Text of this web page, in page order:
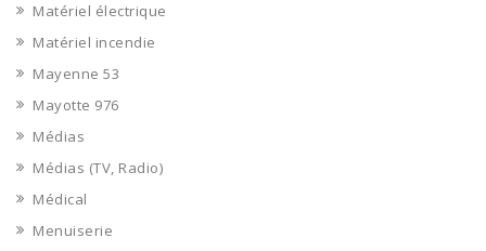
Matériel électrique
Matériel incendie
Mayenne 53
Mayotte 976
Médias
Médias (TV, Radio)
Médical
Menuiserie